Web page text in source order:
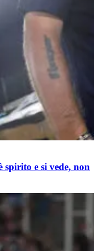
e si vede, non